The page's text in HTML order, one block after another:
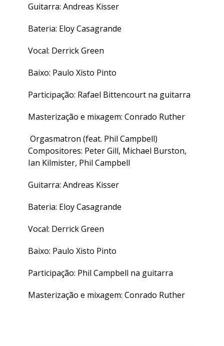
Guitarra: Andreas Kisser
Bateria: Eloy Casagrande
Vocal: Derrick Green
Baixo: Paulo Xisto Pinto
Participação: Rafael Bittencourt na guitarra
Masterização e mixagem: Conrado Ruther
Orgasmatron (feat. Phil Campbell)
Compositores: Peter Gill, Michael Burston,
Ian Kilmister, Phil Campbell
Guitarra: Andreas Kisser
Bateria: Eloy Casagrande
Vocal: Derrick Green
Baixo: Paulo Xisto Pinto
Participação: Phil Campbell na guitarra
Masterização e mixagem: Conrado Ruther